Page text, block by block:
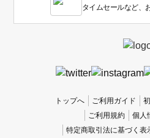
い
タイムセールなど、
トップへ ご利用ガイド
ご利用規約
個人
特定商取引法に基づく表